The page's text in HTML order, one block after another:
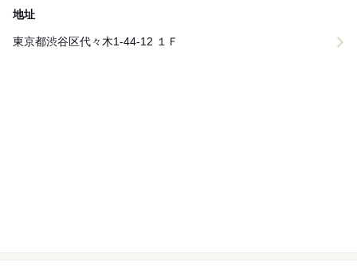
地址
東京都渋谷区代々木1-44-12 １Ｆ